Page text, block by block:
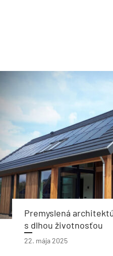
Premyslená
s dlhou životnosťou
22. mája 2025